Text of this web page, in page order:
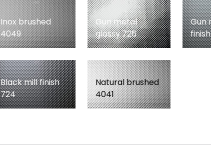
Inox brushed
4049
Gun metal
glossy 726
Gun
Black mill finish
724
Natural brushed
4041